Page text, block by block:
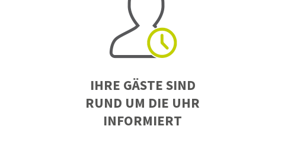
IHRE GÄSTE SIND
RUND UM DIE UHR
INFORMIERT